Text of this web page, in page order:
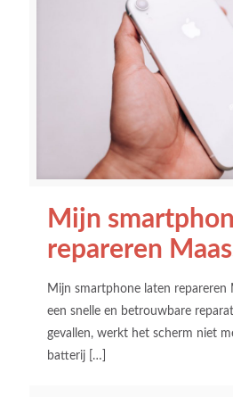
Mijn
repareren
Mijn smartphone laten repareren
een snelle en betrouwbare
gevallen, werkt het scherm niet
batterij […]